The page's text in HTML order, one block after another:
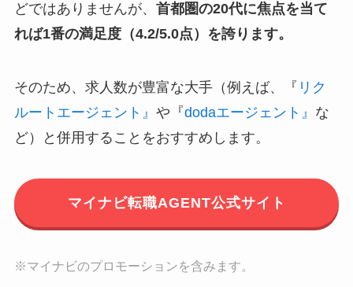
どではありませんが、 首都圏の20代に焦点を当て
れば1番の満足度（4.2/5.0点）を誇ります。
そのため、求人数が豊富な大手（例えば、『 リク
ルートエージェント』 や『dodaエージェント』 な
ど）と併用することをおすすめします。
マイナビ転職AGENT公式サイト
※マイナビのプロモーションを含みます。